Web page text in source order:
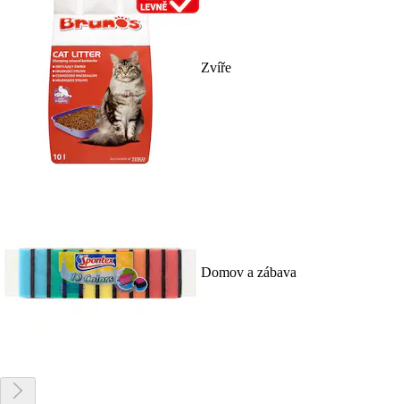
Zvíře
Domov a zábava